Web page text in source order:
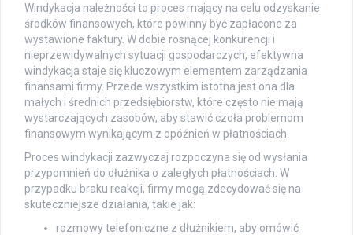
Windykacja należności to proces mający na celu odzyskanie
środków finansowych, które powinny być zapłacone za
wystawione faktury. W dobie rosnącej konkurencji i
nieprzewidywalnych sytuacji gospodarczych, efektywna
windykacja staje się kluczowym elementem zarządzania
finansami firmy. Przede wszystkim istotna jest ona dla
małych i średnich przedsiębiorstw, które często nie mają
wystarczających zasobów, aby stawić czoła problemom
finansowym wynikającym z opóźnień w płatnościach.
Proces windykacji zazwyczaj rozpoczyna się od wysłania
przypomnień do dłużnika o zaległych płatnościach. W
przypadku braku reakcji, firmy mogą zdecydować się na
skuteczniejsze działania, takie jak:
rozmowy telefoniczne z dłużnikiem, aby omówić